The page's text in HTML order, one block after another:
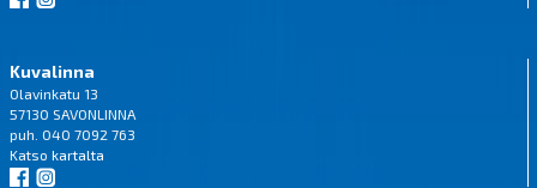
Kuvalinna
Olavinkatu 13
57130 SAVONLINNA
puh. 040 7092 763
Katso kartalta